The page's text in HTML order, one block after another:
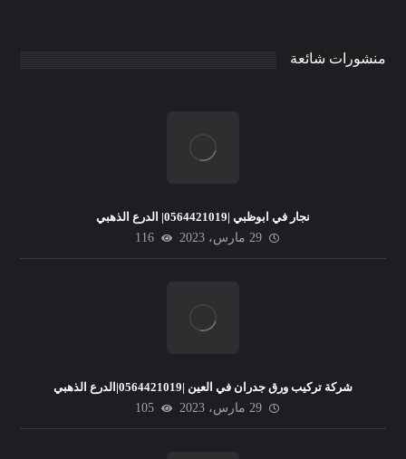
منشورات شائعة
نجار في ابوظبي |0564421019| الدرع الذهبي
29 مارس، 2023
116
شركة تركيب ورق جدران في العين |0564421019|الدرع الذهبي
29 مارس، 2023
105